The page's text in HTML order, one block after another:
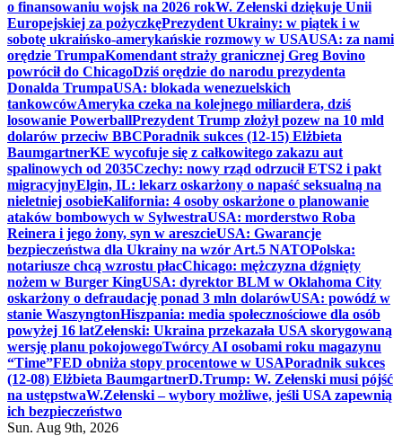
o finansowaniu wojsk na 2026 rokW. Zełenski dziękuje Unii
Europejskiej za pożyczkęPrezydent Ukrainy: w piątek i w
sobotę ukraińsko-amerykańskie rozmowy w USAUSA: za nami
orędzie TrumpaKomendant straży granicznej Greg Bovino
powrócił do ChicagoDziś orędzie do narodu prezydenta
Donalda TrumpaUSA: blokada wenezuelskich
tankowcówAmeryka czeka na kolejnego miliardera, dziś
losowanie PowerballPrezydent Trump złożył pozew na 10 mld
dolarów przeciw BBCPoradnik sukces (12-15) Elżbieta
BaumgartnerKE wycofuje się z całkowitego zakazu aut
spalinowych od 2035Czechy: nowy rząd odrzucił ETS2 i pakt
migracyjnyElgin, IL: lekarz oskarżony o napaść seksualną na
nieletniej osobieKalifornia: 4 osoby oskarżone o planowanie
ataków bombowych w SylwestraUSA: morderstwo Roba
Reinera i jego żony, syn w areszcieUSA: Gwarancje
bezpieczeństwa dla Ukrainy na wzór Art.5 NATOPolska:
notariusze chcą wzrostu płacChicago: mężczyzna dźgnięty
nożem w Burger KingUSA: dyrektor BLM w Oklahoma City
oskarżony o defraudację ponad 3 mln dolarówUSA: powódź w
stanie WaszyngtonHiszpania: media społecznościowe dla osób
powyżej 16 latZełenski: Ukraina przekazała USA skorygowaną
wersję planu pokojowegoTwórcy AI osobami roku magazynu
“Time”FED obniża stopy procentowe w USAPoradnik sukces
(12-08) Elżbieta BaumgartnerD.Trump: W. Zełenski musi pójść
na ustępstwaW.Zełenski – wybory możliwe, jeśli USA zapewnią
ich bezpieczeństwo
Sun. Aug 9th, 2026